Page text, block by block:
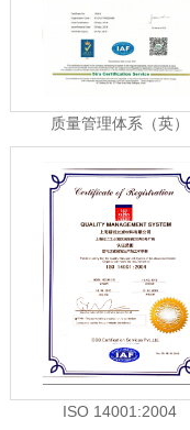
质量管理体系（英）
ISO 14001:2004